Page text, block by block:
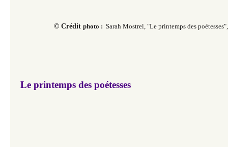
© Crédit photo : Sarah Mostrel, "Le printemps des
Le printemps des poétesses